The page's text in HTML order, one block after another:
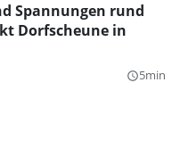
Spannungen rund
Dorfscheune in
query_builder5min